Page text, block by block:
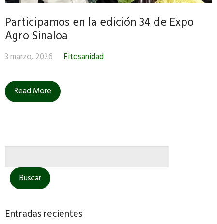
Participamos en la edición 34 de Expo
Agro Sinaloa
3 marzo, 2026 Fitosanidad
Read More
Entradas recientes